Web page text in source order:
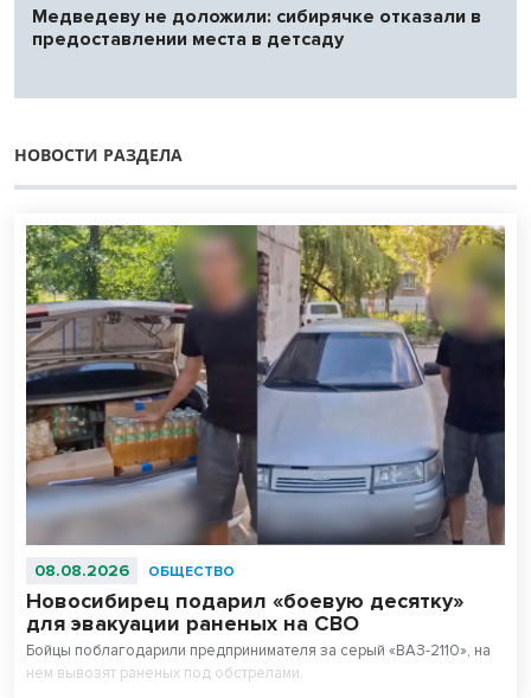
Медведеву не доложили: сибирячке отказали в
предоставлении места в детсаду
НОВОСТИ РАЗДЕЛА
08.08.2026 ОБЩЕСТВО
Новосибирец подарил «боевую десятку»
для эвакуации раненых на СВО
Бойцы поблагодарили предпринимателя за серый «ВАЗ-2110», на
нем вывозят раненых под обстрелами.